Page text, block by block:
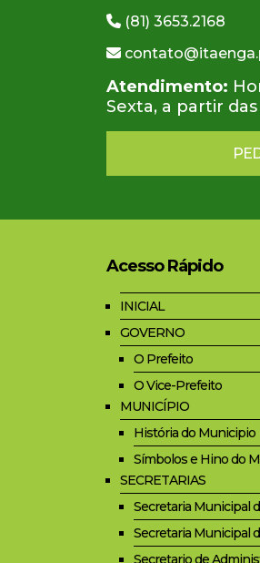
(81) 3653.2168
Atendimento:
Sexta, a partir
Acesso Rápido
INICIAL
GOVERNO
O Prefeito
O Vice-Prefeito
MUNICÍPIO
História do Municipio
Símbolos e Hino do
SECRETARIAS
Secretaria Municipal
Secretaria Municipal
Secretario de